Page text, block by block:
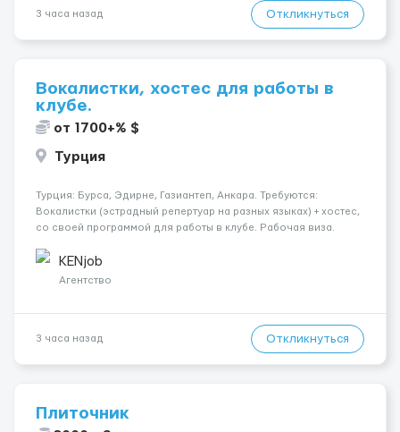
3 часа назад Откликнуться
Вокалистки, хостес для работы в
клубе.
от 1700+% $
Турция
Турция: Бурса, Эдирне, Газиантеп, Анкара. Требуются:
Вокалистки (эстрадный репертуар на разных языках) + хостеc,
со своей программой для работы в клубе. Рабочая виза.
одного до трех месяцев. Мед. страховка. Высокая зарплат...
KENjob
Агентство
3 часа назад Откликнуться
Плиточник